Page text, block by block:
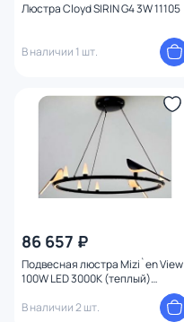
Люстра Cloyd SIRIN G4 3W 11105
В наличии 1 шт.
86 657 ₽
Подвесная люстра Mizi`en View
100W LED 3000К (теплый)
В наличии 2 шт.